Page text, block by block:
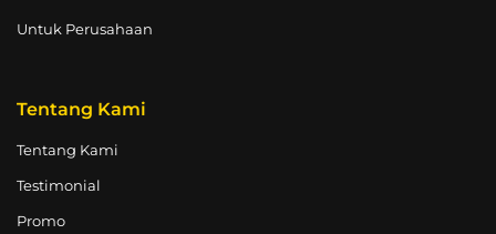
Untuk Perusahaan
Tentang Kami
Tentang Kami
Testimonial
Promo